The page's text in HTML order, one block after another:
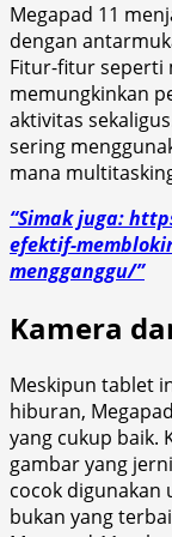
Megapad 11
dengan
Fitur-fitur seperti
memungkinkan
aktivitas
sering
mana
“Simak juga:
efektif-
mengganggu/”
Kamera
Meskipun tablet
hiburan,
yang cukup baik.
gambar yang
cocok digunakan
bukan yang